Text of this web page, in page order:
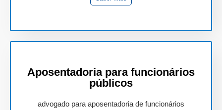
Aposentadoria para funcionários
públicos
advogado para aposentadoria de funcionários